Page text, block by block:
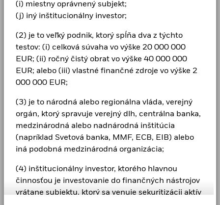
(i) miestny oprávnený subjekt;
(j) iný inštitucionálny investor;
(2) je to veľký podnik, ktorý spĺňa dva z týchto
testov: (i) celková súvaha vo výške 20 000 000
EUR; (ii) ročný čistý obrat vo výške 40 000 000
EUR; alebo (iii) vlastné finančné zdroje vo výške 2
000 000 EUR;
(3) je to národná alebo regionálna vláda, verejný
orgán, ktorý spravuje verejný dlh, centrálna banka,
medzinárodná alebo nadnárodná inštitúcia
(napríklad Svetová banka, MMF, ECB, EIB) alebo
iná podobná medzinárodná organizácia;
(4) inštitucionálny investor, ktorého hlavnou
činnosťou je investovanie do finančných nástrojov
vrátane subjektu, ktorý sa venuje sekuritizácii aktív
Newsroom
Postup vybavovania sťažností
Kontaktujte nás
Podmienky a pravidlá
Kontinuita podnikania
Oznámenie o súboroch cookie
Manage cookies